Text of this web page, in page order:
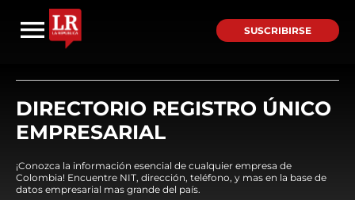
SUSCRIBIRSE
DIRECTORIO REGISTRO ÚNICO
EMPRESARIAL
¡Conozca la información esencial de cualquier empresa de
Colombia! Encuentre NIT, dirección, teléfono, y mas en la base de
datos empresarial mas grande del país.